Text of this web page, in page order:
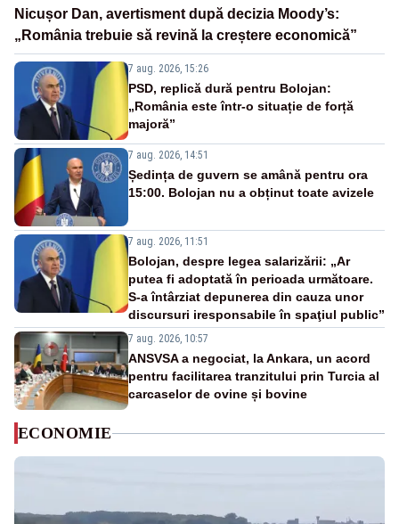
Nicușor Dan, avertisment după decizia Moody’s:
„România trebuie să revină la creștere economică”
7 aug. 2026, 15:26
PSD, replică dură pentru Bolojan:
„România este într-o situație de forță
majoră”
7 aug. 2026, 14:51
Ședința de guvern se amână pentru ora
15:00. Bolojan nu a obținut toate avizele
7 aug. 2026, 11:51
Bolojan, despre legea salarizării: „Ar
putea fi adoptată în perioada următoare.
S-a întârziat depunerea din cauza unor
discursuri iresponsabile în spaţiul public”
7 aug. 2026, 10:57
ANSVSA a negociat, la Ankara, un acord
pentru facilitarea tranzitului prin Turcia al
carcaselor de ovine și bovine
ECONOMIE